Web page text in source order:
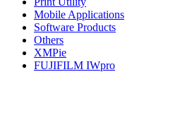
Mobile Applications
Software Products
Others
XMPie
FUJIFILM IWpro